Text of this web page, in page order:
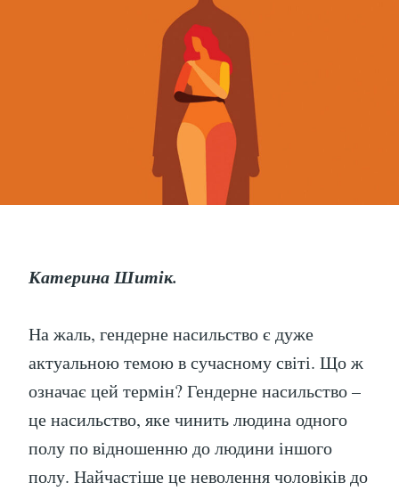
Катерина Шитік.
На жаль, гендерне насильство є дуже
актуальною темою в сучасному світі. Що ж
означає цей термін? Гендерне насильство –
це насильство, яке чинить людина одного
полу по відношенню до людини іншого
полу. Найчастіше це неволення чоловіків до